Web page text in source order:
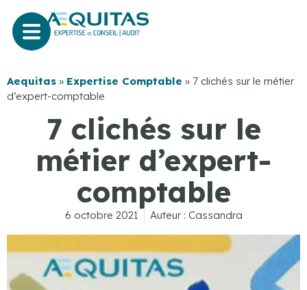
Aequitas » Expertise Comptable » 7 clichés sur le métier
d’expert-comptable
7 clichés sur le
métier d’expert-
comptable
6 octobre 2021 Auteur : Cassandra